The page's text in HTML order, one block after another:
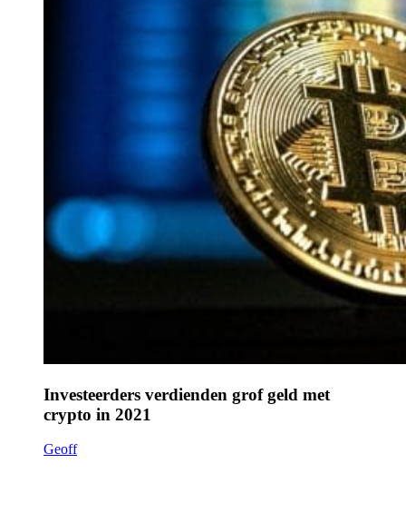
Investeerders verdienden grof geld met
crypto in 2021
Geoff